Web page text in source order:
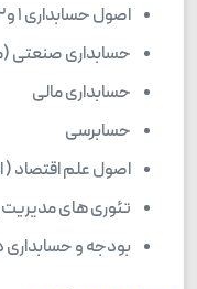
اصول حسابداری 1 و2
حسابداری صنعتی
حسابداری مالی
حسابرسی
اصول علم اقتصاد (
تئوری های مدیریت
بودجه و